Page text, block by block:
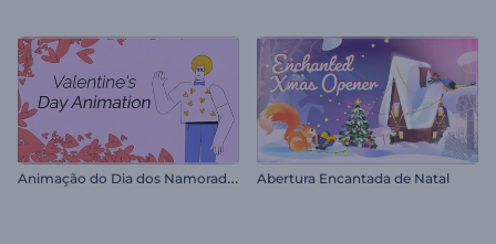
A
nimação do Dia dos Namorados Abertura Encantada de Natal